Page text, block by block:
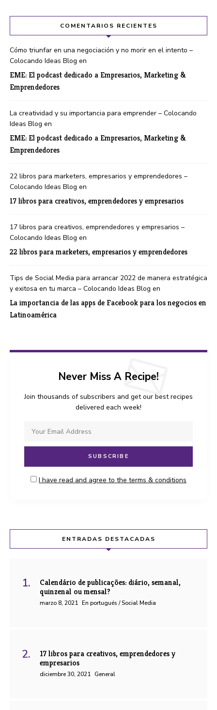
COMENTARIOS RECIENTES
Cómo triunfar en una negociación y no morir en el intento –
Colocando Ideas Blog en
EME: El podcast dedicado a Empresarios, Marketing &
Emprendedores
La creatividad y su importancia para emprender – Colocando
Ideas Blog en
EME: El podcast dedicado a Empresarios, Marketing &
Emprendedores
22 libros para marketers, empresarios y emprendedores –
Colocando Ideas Blog en
17 libros para creativos, emprendedores y empresarios
17 libros para creativos, emprendedores y empresarios –
Colocando Ideas Blog en
22 libros para marketers, empresarios y emprendedores
Tips de Social Media para arrancar 2022 de manera estratégica
y exitosa en tu marca – Colocando Ideas Blog en
La importancia de las apps de Facebook para los negocios en
Latinoamérica
Never Miss A Recipe!
Join thousands of subscribers and get our best recipes
delivered each week!
I have read and agree to the terms & conditions
ENTRADAS DESTACADAS
Calendário de publicações: diário, semanal,
quinzenal ou mensal?
marzo 8, 2021 En portugués / Social Media
17 libros para creativos, emprendedores y
empresarios
diciembre 30, 2021 General